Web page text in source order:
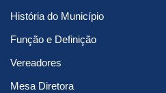
História do Município
Função e Definição
Vereadores
Mesa Diretora